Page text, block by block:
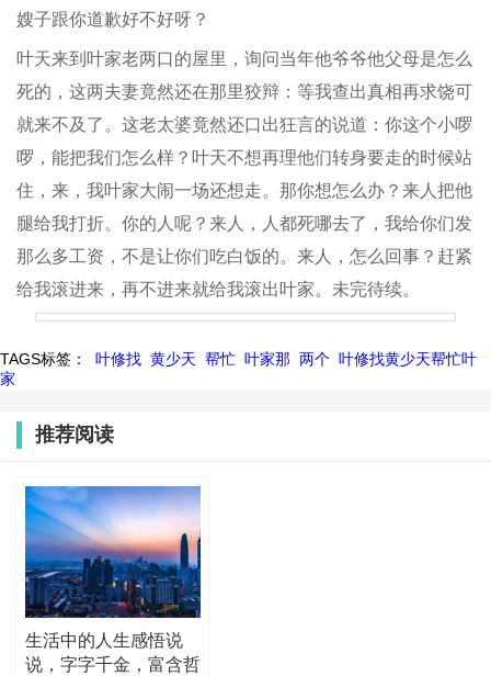
嫂子跟你道歉好不好呀？
叶天来到叶家老两口的屋里，询问当年他爷爷他父母是怎么
死的，这两夫妻竟然还在那里狡辩：等我查出真相再求饶可
就来不及了。这老太婆竟然还口出狂言的说道：你这个小啰
啰，能把我们怎么样？叶天不想再理他们转身要走的时候站
住，来，我叶家大闹一场还想走。那你想怎么办？来人把他
腿给我打折。你的人呢？来人，人都死哪去了，我给你们发
那么多工资，不是让你们吃白饭的。来人，怎么回事？赶紧
给我滚进来，再不进来就给我滚出叶家。未完待续。
TAGS标签： 叶修找 黄少天 帮忙 叶家那 两个 叶修找黄少天帮忙叶
家
推荐阅读
生活中的人生感悟说
说，字字千金，富含哲